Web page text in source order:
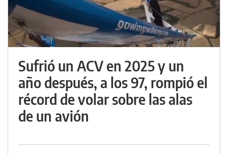
Sufrió un ACV en 2025 y un
año después, a los 97, rompió el
récord de volar sobre las alas
de un avión